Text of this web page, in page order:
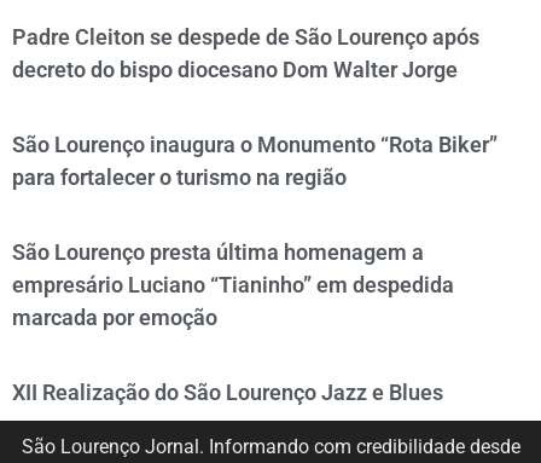
Padre Cleiton se despede de São Lourenço após
decreto do bispo diocesano Dom Walter Jorge
São Lourenço inaugura o Monumento “Rota Biker”
para fortalecer o turismo na região
São Lourenço presta última homenagem a
empresário Luciano “Tianinho” em despedida
marcada por emoção
XII Realização do São Lourenço Jazz e Blues
São Lourenço Jornal. Informando com credibilidade desde